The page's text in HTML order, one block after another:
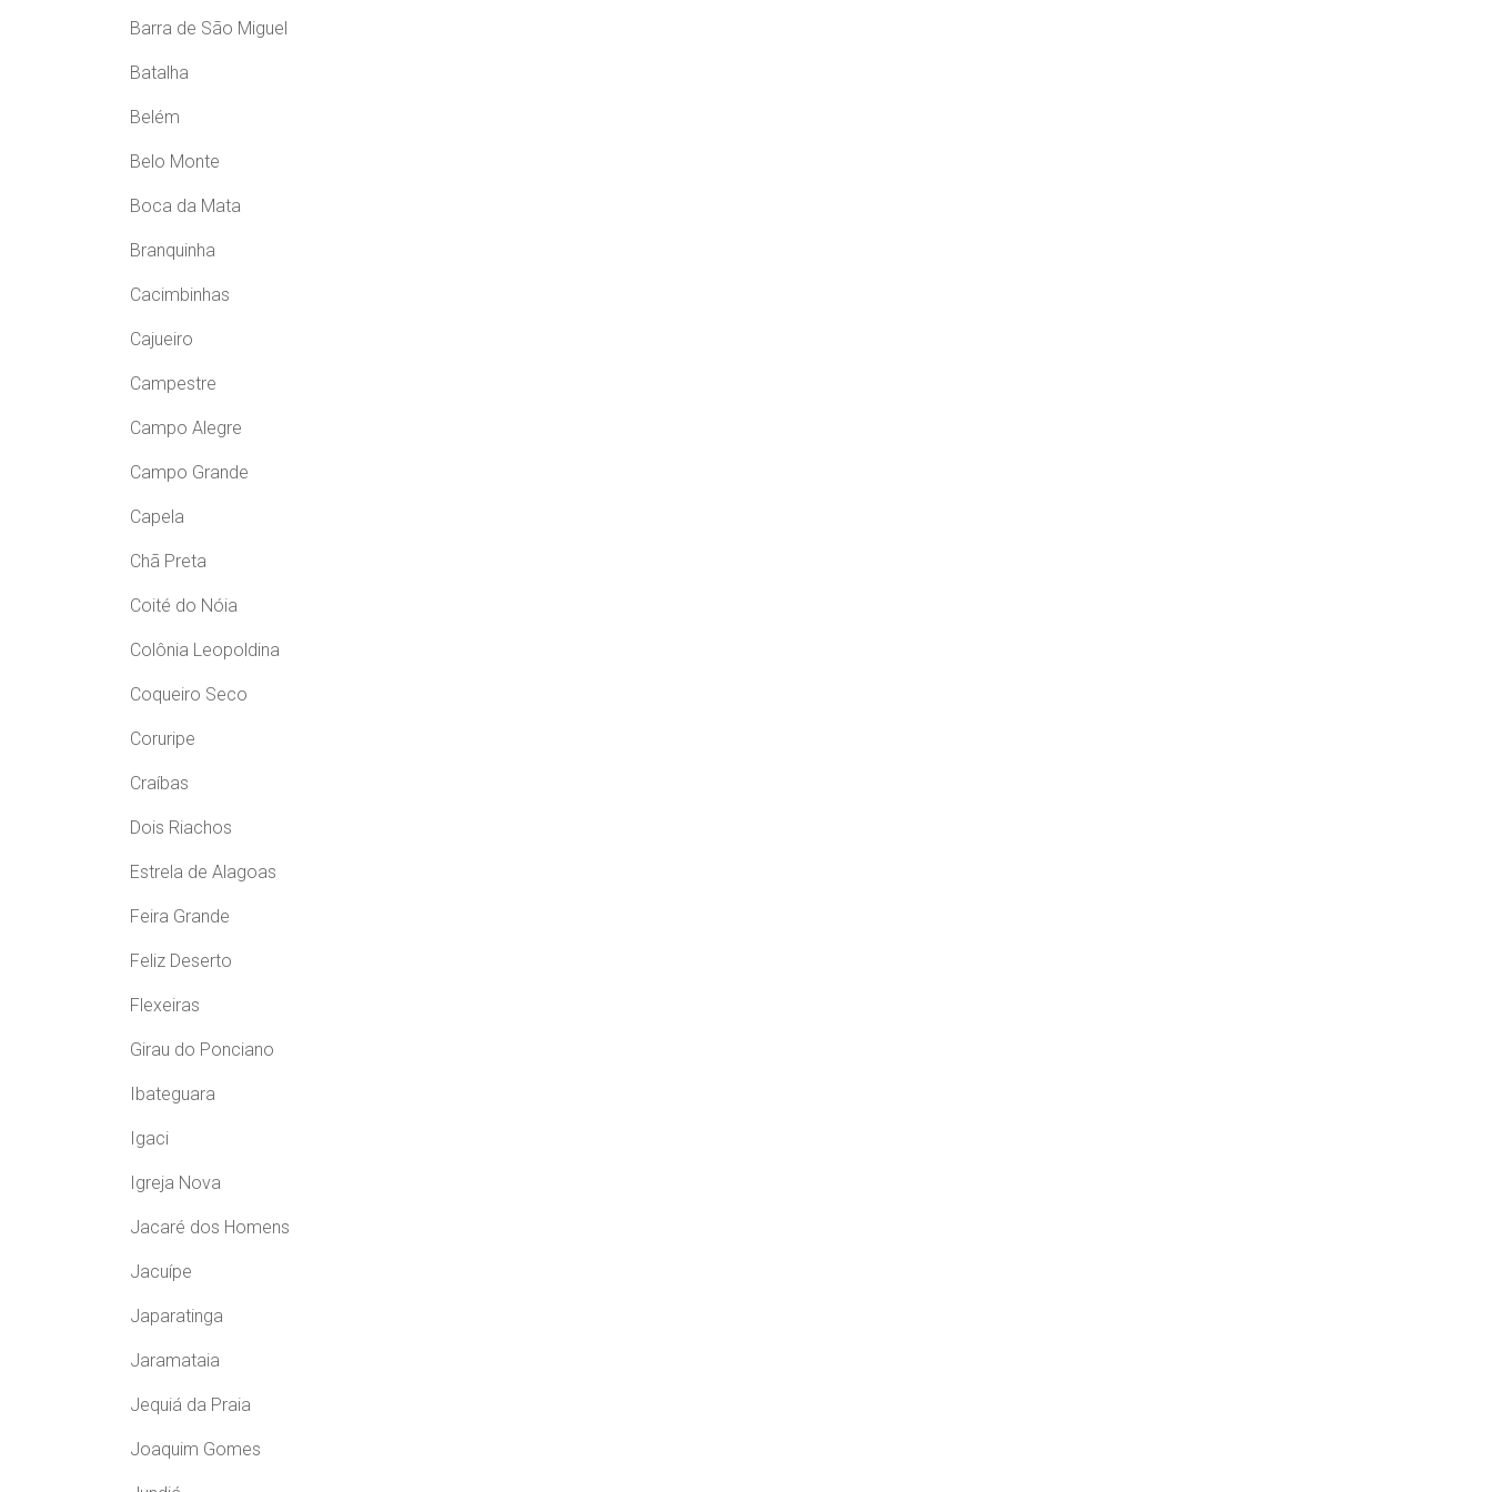
Barra de São Miguel
Batalha
Belém
Belo Monte
Boca da Mata
Branquinha
Cacimbinhas
Cajueiro
Campestre
Campo Alegre
Campo Grande
Capela
Chã Preta
Coité do Nóia
Colônia Leopoldina
Coqueiro Seco
Coruripe
Craíbas
Dois Riachos
Estrela de Alagoas
Feira Grande
Feliz Deserto
Flexeiras
Girau do Ponciano
Ibateguara
Igaci
Igreja Nova
Jacaré dos Homens
Jacuípe
Japaratinga
Jaramataia
Jequiá da Praia
Joaquim Gomes